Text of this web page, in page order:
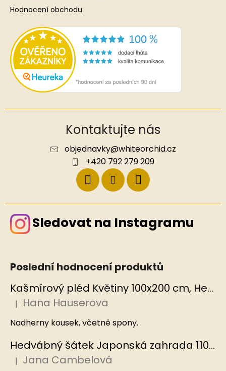
Hodnocení obchodu
Kontaktujte nás
objednavky@whiteorchid.cz
+420 792 279 209
Sledovat na Instagramu
Poslední hodnocení produktů
Kašmírový pléd Květiny 100x200 cm, Hedvábný svět
Hodnocení produktu je 5 z 5 hvězdiček.
| Hana Hauserova
Nadherny kousek, včetně spony.
Hedvábný šátek Japonská zahrada 110x110 cm v dárkovém balení, HEDVÁBNÝ SVĚT
Hodnocení produktu je 5 z 5 hvězdiček.
| Jana Cambelová